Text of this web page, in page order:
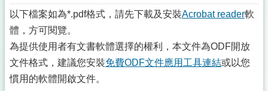
以下檔案如為*.pdf格式，請先下載及安裝Acrobat reader軟
體，方可閱覽。
為提供使用者有文書軟體選擇的權利，本文件為ODF開放
文件格式，建議您安裝免費ODF文件應用工具連結或以您
慣用的軟體開啟文件。